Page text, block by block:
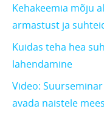
Kehakeemia mõju
armastust ja
Kuidas teha hea
lahendamine
Video:
avada naistele